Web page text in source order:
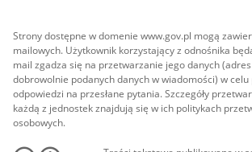
Strony dostępne w domenie www.gov.pl mogą
mailowych. Użytkownik korzystający z odnośnika
mail zgadza się na przetwarzanie jego danych
dobrowolnie podanych danych w wiadomości) w celu
odpowiedzi na przesłane pytania. Szczegóły
każdą z jednostek znajdują się w ich politykach
osobowych.